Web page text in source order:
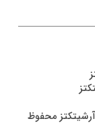
محفوظ